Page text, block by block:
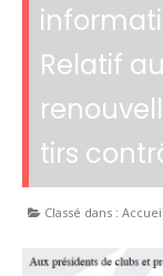
Relatif
tirs
Classé dans : Accueil